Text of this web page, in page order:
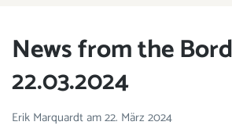
News from the
22.03.2024
Erik Marquardtam22. März 2024